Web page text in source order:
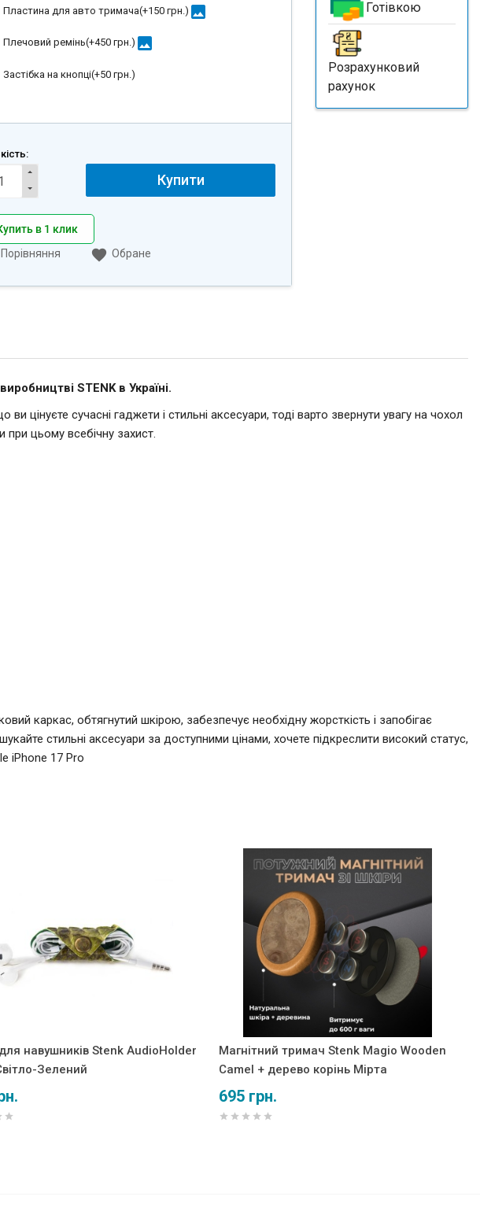
Пластина для авто тримача(+150 грн.) image
Плечовий ремінь(+450 грн.) image
Застібка на кнопці(+50 грн.)
Купити
в 1 клик
Порівняння
Обране
Готівкою
Розрахунковий
рахунок
STENK в Україні.
сучасні гаджети і стильні аксесуари, тоді варто звернути увагу на чохол
цьому всебічну захист.
каркас, обтягнутий шкірою, забезпечує необхідну жорсткість і запобігає
стильні аксесуари за доступними цінами, хочете підкреслити високий статус,
iPhone 17 Pro
навушників Stenk AudioHolder
Зелений
Магнітний тримач Stenk Magio Wooden
Camel + дерево корінь Мірта
695 грн.